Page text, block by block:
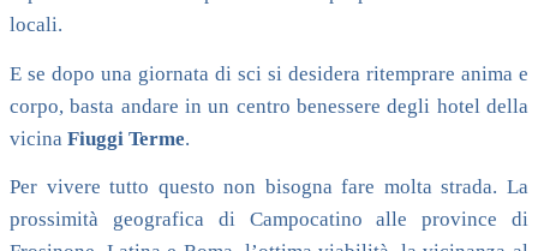
locali.
E se dopo una giornata di sci si desidera ritemprare anima e
corpo, basta andare in un centro benessere degli hotel della
vicina Fiuggi Terme.
Per vivere tutto questo non bisogna fare molta strada. La
prossimità geografica di Campocatino alle province di